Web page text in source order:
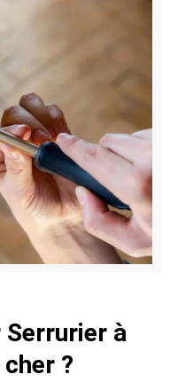
à
?